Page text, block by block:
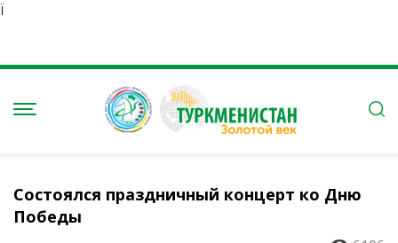
Ï
Состоялся праздничный концерт ко Дню
Победы